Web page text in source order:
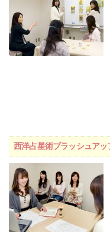
西洋占星術ブラッシュア